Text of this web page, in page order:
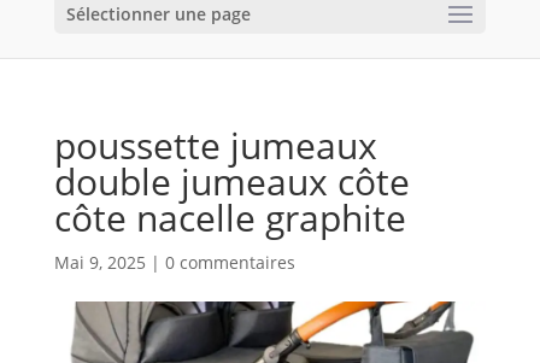
Sélectionner une page
poussette jumeaux
double jumeaux côte
côte nacelle graphite
Mai 9, 2025 | 0 commentaires